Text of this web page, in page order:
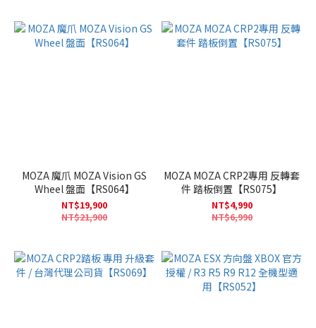
MOZA 魔爪 MOZA Vision GS
Wheel 盤面【RS064】
NT$19,900
NT$21,900
MOZA MOZA CRP2專用 反轉套
件 踏板倒置【RS075】
NT$4,990
NT$6,990